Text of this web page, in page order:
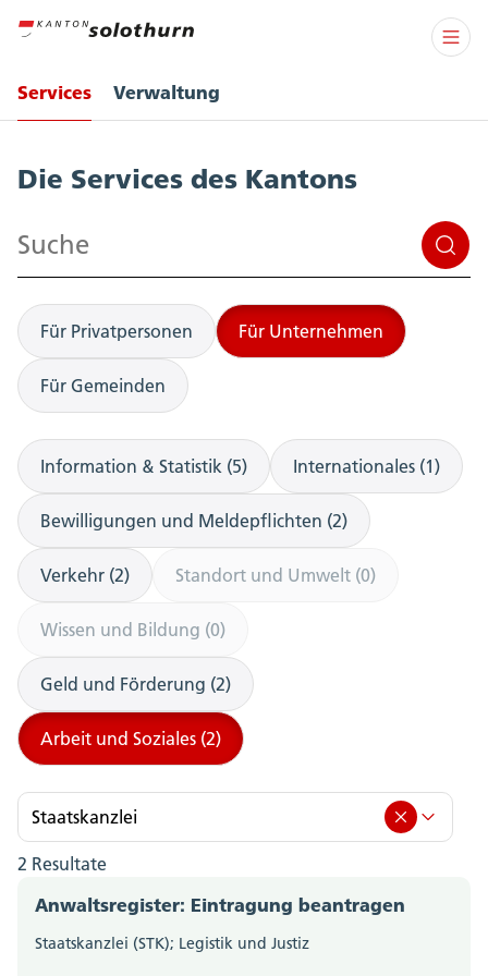
Services Verwaltung
Die Services des Kantons
Suchen
Für Privatpersonen Für Unternehmen
Für Gemeinden
Information & Statistik (5) Internationales (1)
Bewilligungen und Meldepflichten (2)
Verkehr (2) Standort und Umwelt (0)
Wissen und Bildung (0)
Geld und Förderung (2)
Arbeit und Soziales (2)
Staatskanzlei
Staatskanzlei (2)
Amt für Berufsbildung, Mittel- und Hochschulen
(0)
2 Resultate
Anwaltsregister: Eintragung beantragen
Staatskanzlei (STK); Legistik und Justiz